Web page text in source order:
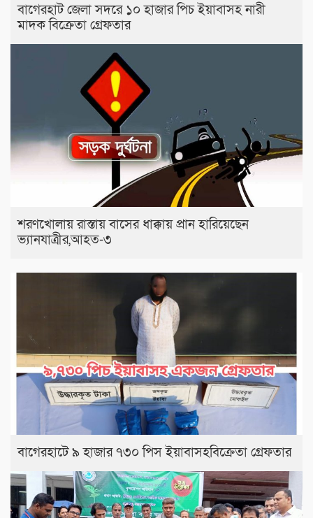
বাগেরহাট জেলা সদরে ১০ হাজার পিচ ইয়াবাসহ নারী
মাদক বিক্রেতা গ্রেফতার
শরণখোলায় রাস্তায় বাসের ধাক্কায় প্রান হারিয়েছেন
ভ্যানযাত্রীর,আহত-৩
বাগেরহাটে ৯ হাজার ৭৩০ পিস ইয়াবাসহবিক্রেতা গ্রেফতার